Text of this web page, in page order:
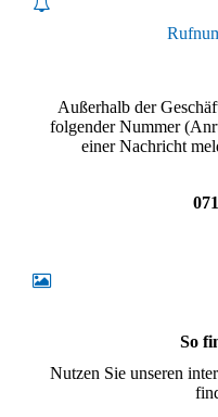
Außerhalb der
folgender Nummer
einer Nachricht
So
Nutzen Sie unseren